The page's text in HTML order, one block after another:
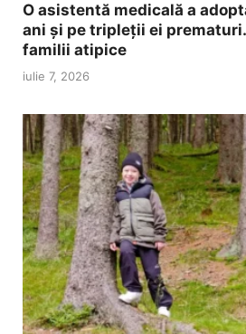
O asistentă medicală a
ani și pe tripleții ei
familii atipice
iulie 7, 2026